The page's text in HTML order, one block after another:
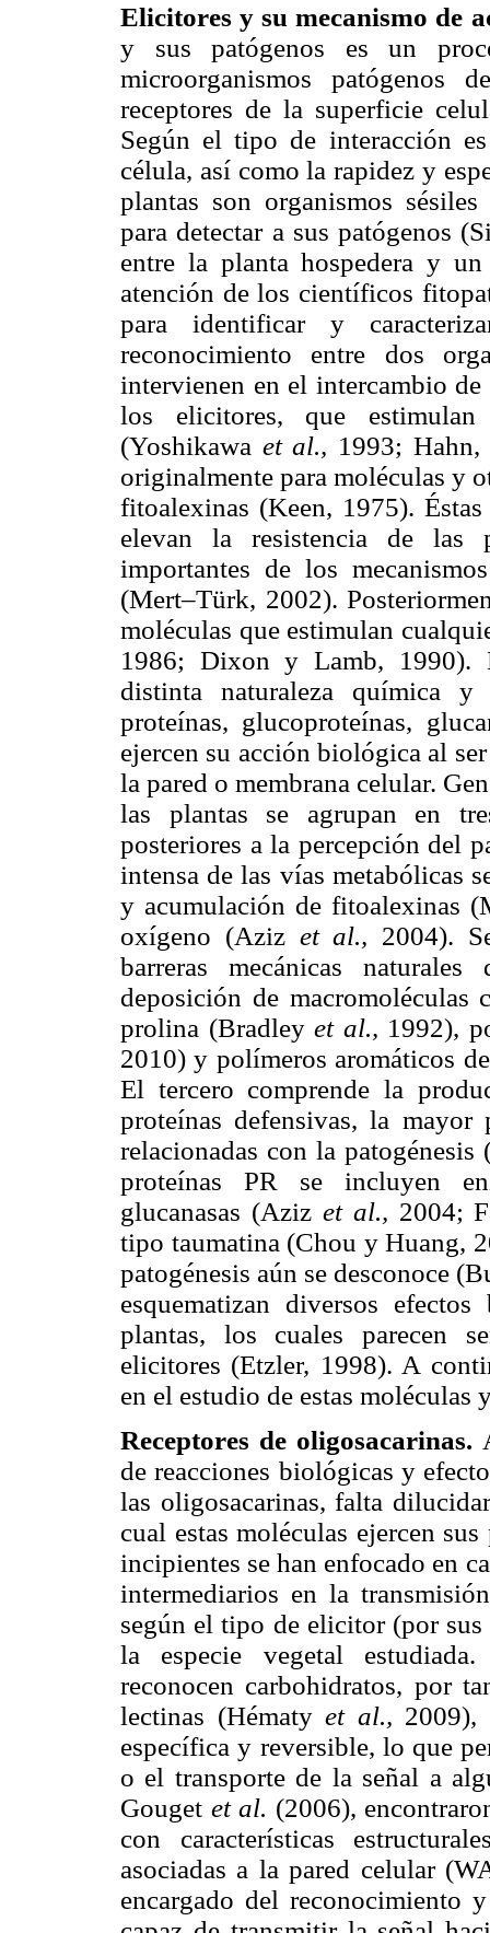
Elicitores y su mecanismo de
y sus patógenos es un
microorganismos patógenos
receptores de la superficie
Según el tipo de interacción
célula, así como la rapidez y
plantas son organismos
para detectar a sus patógenos
entre la planta hospedera y
atención de los científicos
para identificar y
reconocimiento entre dos
intervienen en el intercambio
los elicitores, que
(Yoshikawa et al., 1993;
originalmente para moléculas y
fitoalexinas (Keen, 1975).
elevan la resistencia de las
importantes de los
(Mert–Türk, 2002).
moléculas que estimulan
1986; Dixon y Lamb, 1990).
distinta naturaleza química
proteínas, glucoproteínas,
ejercen su acción biológica al
la pared o membrana celular.
las plantas se agrupan en
posteriores a la percepción del
intensa de las vías metabólicas
y acumulación de fitoalexinas
oxígeno (Aziz et al., 2004).
barreras mecánicas
deposición de macromoléculas
prolina (Bradleyet al., 1992),
2010) y polímeros aromáticos
El tercero comprende la
proteínas defensivas, la mayor
relacionadas con la
proteínas PR se incluyen
glucanasas (Aziz et al., 2004;
tipo taumatina (Chou y Huang,
patogénesis aún se desconoce
esquematizan diversos
plantas, los cuales parecen
elicitores (Etzler, 1998). A
en el estudio de estas moléculas
Receptores de oligosacarinas.
de reacciones biológicas y
las oligosacarinas, falta
cual estas moléculas ejercen
incipientes se han enfocado en
intermediarios en la
según el tipo de elicitor (por
la especie vegetal
reconocen carbohidratos, por
lectinas (Hématyet al., 2009),
específica y reversible, lo que
o el transporte de la señal a
Gouget et al. (2006),
con características
asociadas a la pared celular
encargado del reconocimiento